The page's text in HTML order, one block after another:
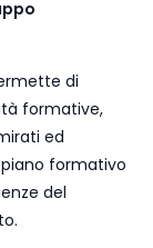
di
formative,
ed
formativo
del